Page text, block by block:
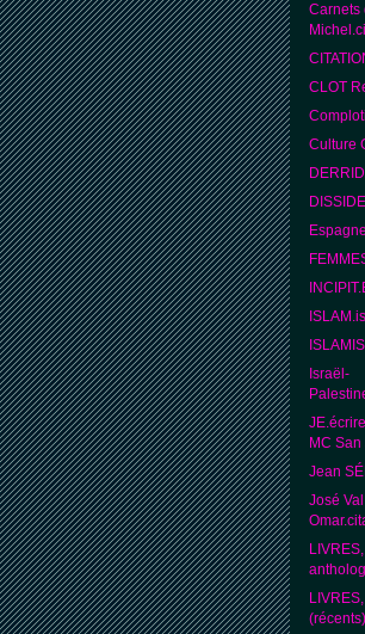
Carnets
CLOT
Culture
Israël-
MC San
Jean
José
(récents)